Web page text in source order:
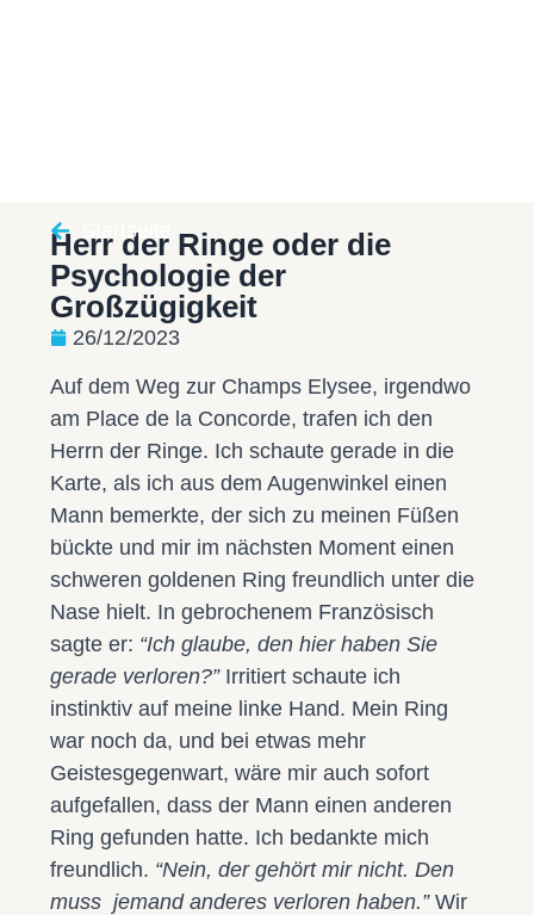
Startseite
Herr der Ringe oder die
Psychologie der
Großzügigkeit
26/12/2023
Auf dem Weg zur Champs Elysee, irgendwo
am Place de la Concorde, trafen ich den
Herrn der Ringe. Ich schaute gerade in die
Karte, als ich aus dem Augenwinkel einen
Mann bemerkte, der sich zu meinen Füßen
bückte und mir im nächsten Moment einen
schweren goldenen Ring freundlich unter die
Nase hielt. In gebrochenem Französisch
sagte er: “Ich glaube, den hier haben Sie
gerade verloren?” Irritiert schaute ich
instinktiv auf meine linke Hand. Mein Ring
war noch da, und bei etwas mehr
Geistesgegenwart, wäre mir auch sofort
aufgefallen, dass der Mann einen anderen
Ring gefunden hatte. Ich bedankte mich
freundlich. “Nein, der gehört mir nicht. Den
muss jemand anderes verloren haben.”Wir